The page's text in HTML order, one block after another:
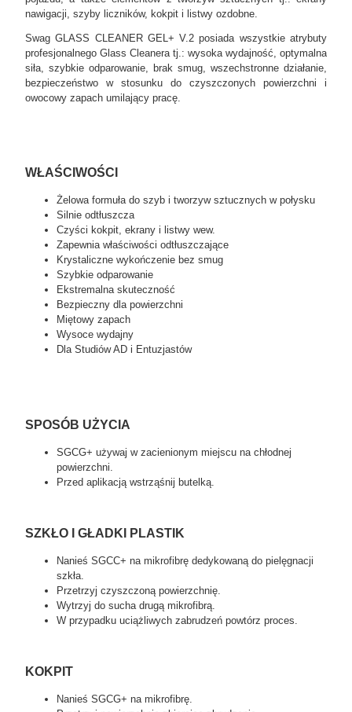
nawigacji, szyby liczników, kokpit i listwy ozdobne.
Swag GLASS CLEANER GEL+ V.2 posiada wszystkie atrybuty
profesjonalnego Glass Cleanera tj.: wysoka wydajność, optymalna
siła, szybkie odparowanie, brak smug, wszechstronne działanie,
bezpieczeństwo w stosunku do czyszczonych powierzchni i
owocowy zapach umilający pracę.
WŁAŚCIWOŚCI
Żelowa formuła do szyb i tworzyw sztucznych w połysku
Silnie odtłuszcza
Czyści kokpit, ekrany i listwy wew.
Zapewnia właściwości odtłuszczające
Krystaliczne wykończenie bez smug
Szybkie odparowanie
Ekstremalna skuteczność
Bezpieczny dla powierzchni
Miętowy zapach
Wysoce wydajny
Dla Studiów AD i Entuzjastów
SPOSÓB UŻYCIA
SGCG+ używaj w zacienionym miejscu na chłodnej
powierzchni.
Przed aplikacją wstrząśnij butelką.
SZKŁO I GŁADKI PLASTIK
Nanieś SGCC+ na mikrofibrę dedykowaną do pielęgnacji
szkła.
Przetrzyj czyszczoną powierzchnię.
Wytrzyj do sucha drugą mikrofibrą.
W przypadku uciążliwych zabrudzeń powtórz proces.
KOKPIT
Nanieś SGCG+ na mikrofibrę.